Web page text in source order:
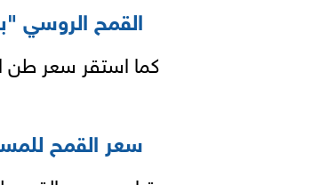
القمح الروسي
كما استقر سعر طن القمح
سعر القمح